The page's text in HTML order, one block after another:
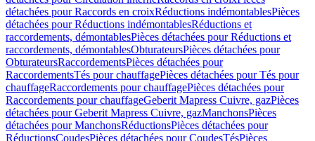
détachées pour Raccords en croixRéductions indémontablesPièces
détachées pour Réductions indémontablesRéductions et
raccordements, démontablesPièces détachées pour Réductions et
raccordements, démontablesObturateursPièces détachées pour
ObturateursRaccordementsPièces détachées pour
RaccordementsTés pour chauffagePièces détachées pour Tés pour
chauffageRaccordements pour chauffagePièces détachées pour
Raccordements pour chauffageGeberit Mapress Cuivre, gazPièces
détachées pour Geberit Mapress Cuivre, gazManchonsPièces
détachées pour ManchonsRéductionsPièces détachées pour
RéductionsCoudesPièces détachées pour CoudesTésPièces